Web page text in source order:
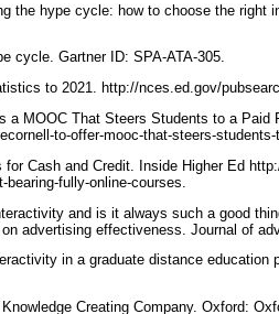
the hype cycle: how to choose the right
cycle. Gartner ID: SPA-ATA-305.
to 2021. http://nces.ed.gov/
a MOOC That Steers Students to a Paid
to-offer-mooc-that-steers-
Cash and Credit. Inside Higher Ed
fully-online-courses.
and is it always such a good
advertising effectiveness. Journal of
in a graduate distance education
Creating Company. Oxford: